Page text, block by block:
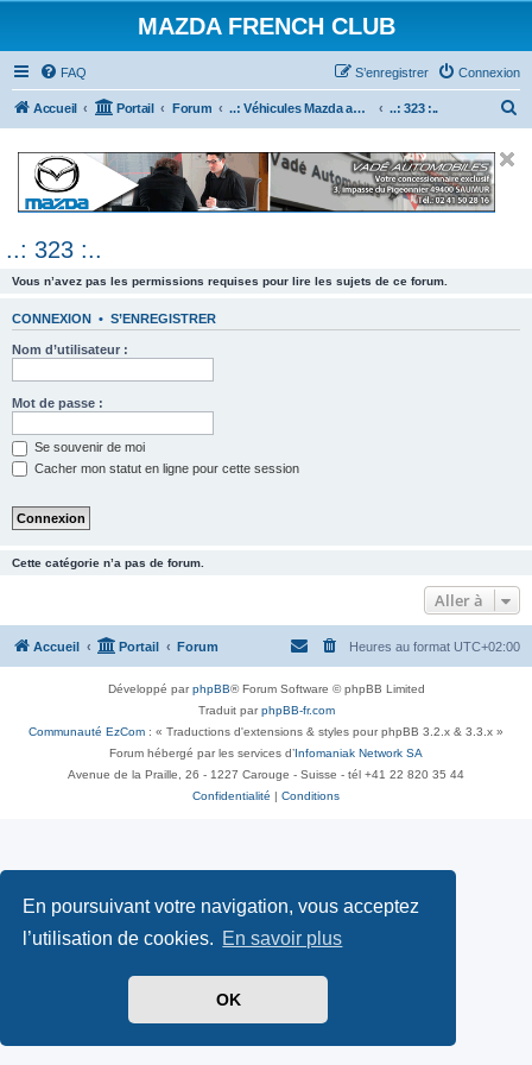
En poursuivant votre navigation, vous acceptez
l’utilisation de cookies. En savoir plus
OK
MAZDA FRENCH CLUB
FAQ Connexion
S’enregistrer
Accueil Portail Forum ..: Véhicules Mazda ancien (<2003) :.. ..: 323 :..
e
..: 323 :..
Vous n’avez pas les permissions requises pour lire les sujets de ce forum.
CONNEXION • S’ENREGISTRER
Nom d’utilisateur :
Mot de passe :
Se souvenir de moi
Cacher mon statut en ligne pour cette session
Cette catégorie n’a pas de forum.
Aller à
Accueil Portail Forum Heures au format UTC+02:00
Développé parphpBB® Forum Software © phpBB Limited
Traduit parphpBB-fr.com
Communauté EzCom : « Traductions d'extensions & styles pour phpBB 3.2.x & 3.3.x »
Forum hébergé par les services d’ Infomaniak Network SA
Avenue de la Praille, 26 - 1227 Carouge - Suisse - tél +41 22 820 35 44
Confidentialité
Conditions